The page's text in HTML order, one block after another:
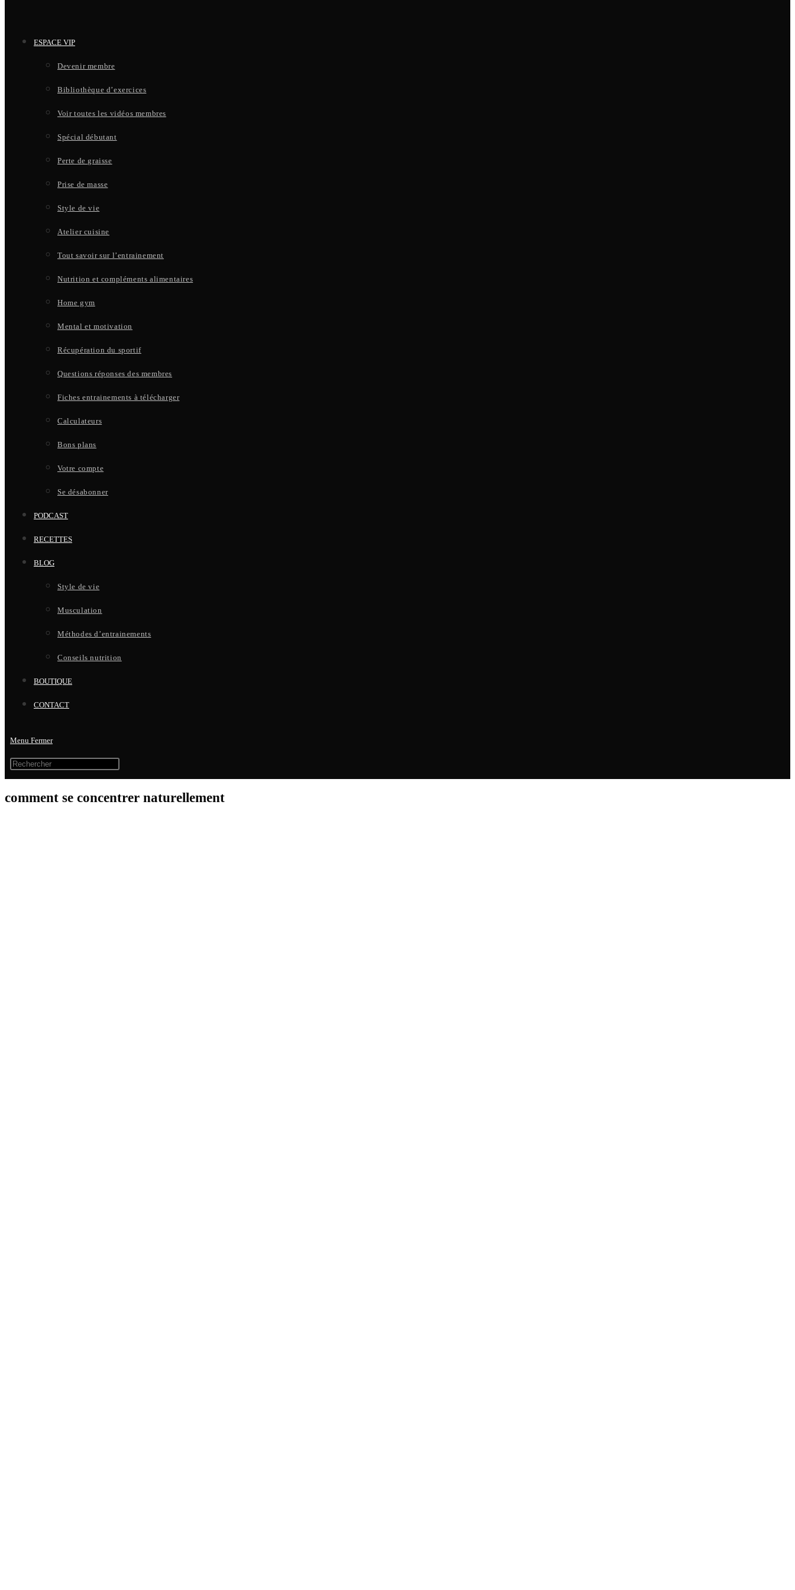
ESPACE VIP
Devenir membre
Bibliothèque d’exercices
Voir toutes les vidéos membres
Spécial débutant
Perte de graisse
Prise de masse
Style de vie
Atelier cuisine
Tout savoir sur l’entrainement
Nutrition et compléments alimentaires
Home gym
Mental et motivation
Récupération du sportif
Questions réponses des membres
Fiches entrainements à télécharger
Calculateurs
Bons plans
Votre compte
Se désabonner
PODCAST
RECETTES
BLOG
Style de vie
Musculation
Méthodes d’entrainements
Conseils nutrition
BOUTIQUE
CONTACT
Menu Fermer
comment se concentrer naturellement